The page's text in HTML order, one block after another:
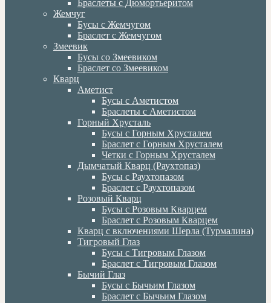
Браслеты с Дюмортьеритом
Жемчуг
Бусы с Жемчугом
Браслет с Жемчугом
Змеевик
Бусы со Змеевиком
Браслет со Змеевиком
Кварц
Аметист
Бусы с Аметистом
Браслеты с Аметистом
Горный Хрусталь
Бусы с Горным Хрусталем
Браслет с Горным Хрусталем
Четки с Горным Хрусталем
Дымчатый Кварц (Раухтопаз)
Бусы с Раухтопазом
Браслет с Раухтопазом
Розовый Кварц
Бусы с Розовым Кварцем
Браслет с Розовым Кварцем
Кварц с включениями Шерла (Турмалина)
Тигровый Глаз
Бусы с Тигровым Глазом
Браслет с Тигровым Глазом
Бычий Глаз
Бусы с Бычьим Глазом
Браслет с Бычьим Глазом